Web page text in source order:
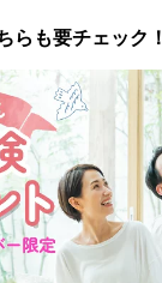
らも要チェック！